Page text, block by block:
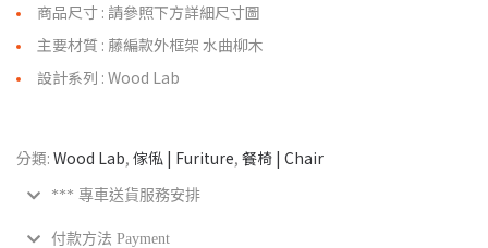
商品尺寸 : 請參照下方詳細尺寸圖
主要材質 : 藤編款外框架 水曲柳木
設計系列 : Wood Lab
分類: Wood Lab, 傢俬 | Furiture, 餐椅 | Chair
*** 專車送貨服務安排
付款方法 Payment